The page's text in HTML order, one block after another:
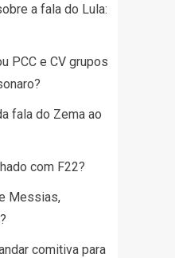
a fala do Lula:
PCC e CV grupos
fala do Zema ao
com F22?
Messias,
comitiva para